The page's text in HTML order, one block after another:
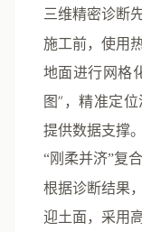
三维精密诊断
施工前，使用
地面进行网格
图”，精准定
提供数据支撑。
“刚柔并济”复
根据诊断结果
迎土面，采用